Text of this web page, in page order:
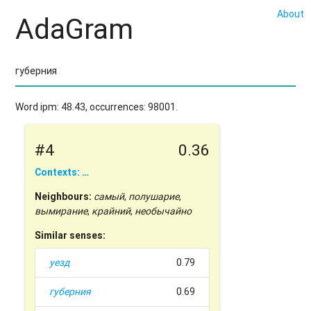
About
AdaGram
Word ipm: 48.43, occurrences: 98001.
#4 0.36
Contexts: …
Neighbours: самый, полушарие,
вымирание, крайний, необычайно
Similar senses:
уезд 0.79
губерния 0.69